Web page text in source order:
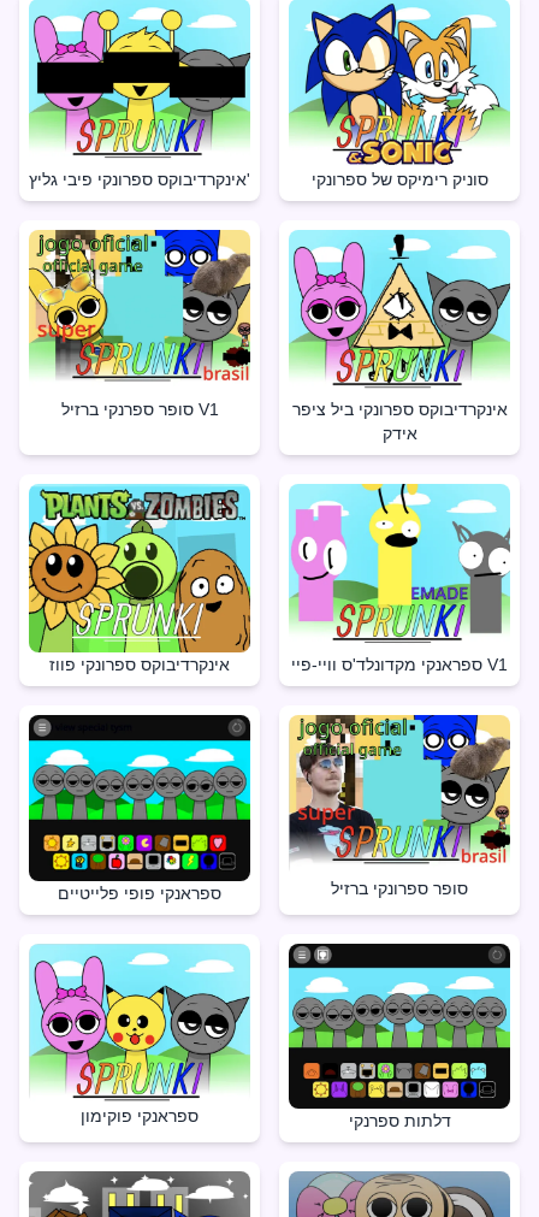
אינקרדיבוקס ספרונקי פיבי גליץ' סוניק רימיקס של ספרונקי
סופר ספרנקי ברזיל V1
אינקרדיבוקס ספרונקי ביל ציפר
אידק
אינקרדיבוקס ספרונקי פווז ספראנקי מקדונלד'ס וויי-פיי V1
ספראנקי פופי פלייטיים סופר ספרונקי ברזיל
ספראנקי פוקימון דלתות ספרנקי